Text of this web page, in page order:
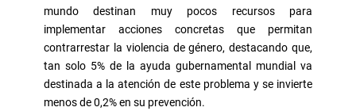
mundo destinan muy pocos recursos para
implementar acciones concretas que permitan
contrarrestar la violencia de género, destacando que,
tan solo 5% de la ayuda gubernamental mundial va
destinada a la atención de este problema y se invierte
menos de 0,2% en su prevención.